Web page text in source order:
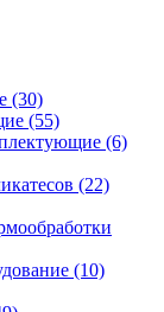
(30)
(55)
(6)
(22)
(10)